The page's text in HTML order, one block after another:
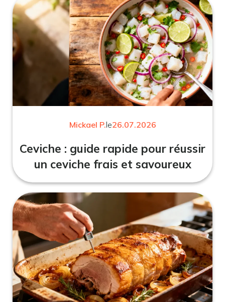
Mickael P.le26.07.2026
Ceviche : guide rapide pour réussir
un ceviche frais et savoureux